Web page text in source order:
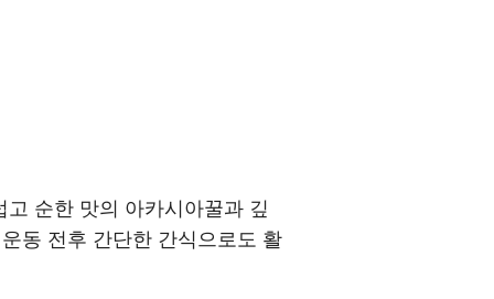
순한 맛의 아카시아꿀과 깊
동 전후 간단한 간식으로도 활